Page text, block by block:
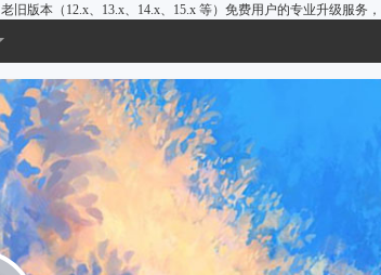
旧版本（12.x、13.x、14.x、15.x 等）免费用户的专业升级服务，